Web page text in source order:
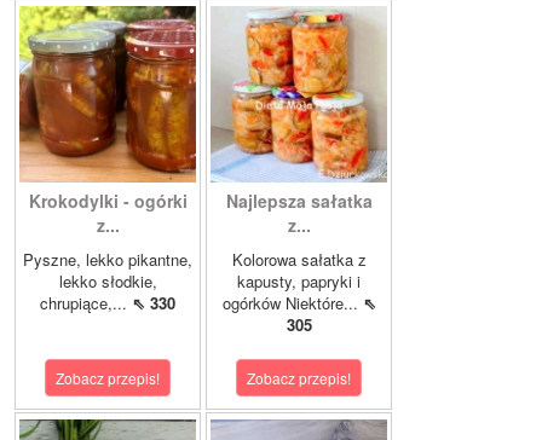
Krokodylki - ogórki
z...
Pyszne, lekko pikantne,
lekko słodkie,
chrupiące,... ⇖ 330
Zobacz przepis!
Najlepsza sałatka
z...
Kolorowa sałatka z
kapusty, papryki i
ogórków Niektóre... ⇖
305
Zobacz przepis!